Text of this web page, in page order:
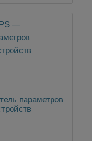
параметров